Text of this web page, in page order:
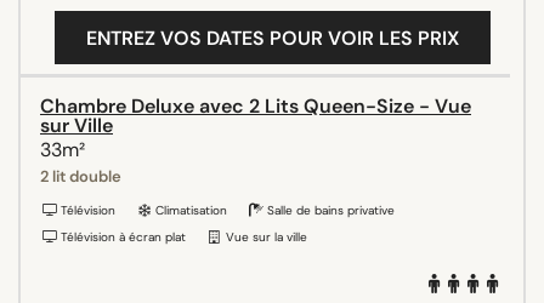
ENTREZ VOS DATES POUR VOIR LES PRIX
Chambre Deluxe avec 2 Lits Queen-Size - Vue
sur Ville
33m²
2 lit double
Télévision Climatisation
Salle de bains privative
Télévision à écran plat
Vue sur la ville